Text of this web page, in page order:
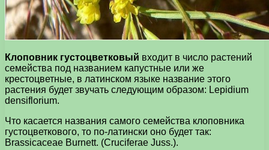
Клоповник густоцветковый входит в число растений
семейства под названием капустные или же
крестоцветные, в латинском языке название этого
растения будет звучать следующим образом: Lepidium
densiflorium.
Что касается названия самого семейства клоповника
густоцветкового, то по-латински оно будет так:
Brassicaceae Burnett. (Cruciferae Juss.).